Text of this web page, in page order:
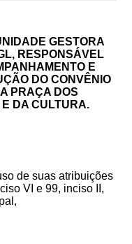
GESTORA
RESPONSÁVEL
E
DO CONVÊNIO
PRAÇA DOS
E DA CULTURA.
de suas atribuições
VI e 99, inciso II,